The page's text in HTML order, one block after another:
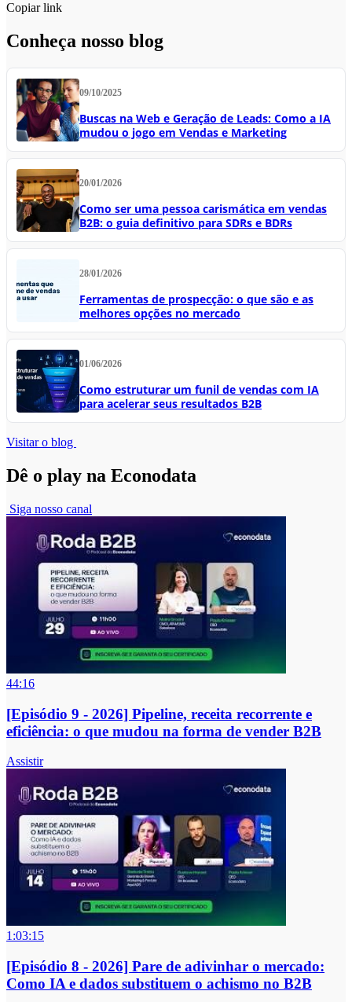
Copiar link
Conheça nosso blog
09/10/2025
Buscas na Web e Geração de Leads: Como a IA
mudou o jogo em Vendas e Marketing
20/01/2026
Como ser uma pessoa carismática em vendas
B2B: o guia definitivo para SDRs e BDRs
28/01/2026
Ferramentas de prospecção: o que são e as
melhores opções no mercado
01/06/2026
Como estruturar um funil de vendas com IA
para acelerar seus resultados B2B
Visitar o blog
Dê o play na Econodata
Siga nosso canal
44:16
[Episódio 9 - 2026] Pipeline, receita recorrente e
eficiência: o que mudou na forma de vender B2B
Assistir
1:03:15
[Episódio 8 - 2026] Pare de adivinhar o mercado:
Como IA e dados substituem o achismo no B2B